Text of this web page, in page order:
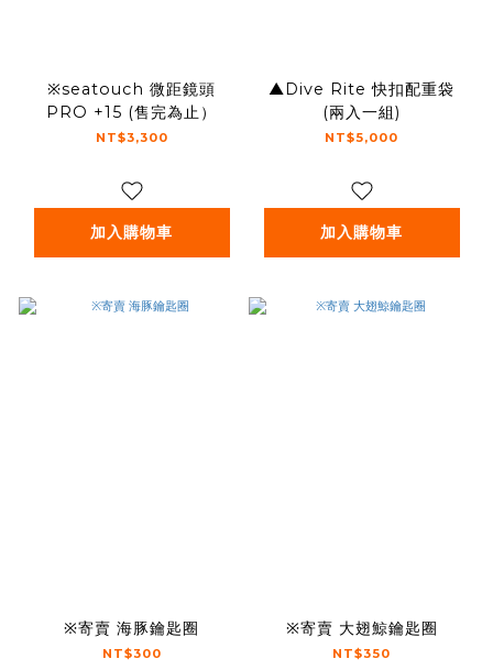
※seatouch 微距鏡頭
PRO +15 (售完為止）
NT$3,300
加入購物車
▲Dive Rite 快扣配重袋
(兩入一組)
NT$5,000
加入購物車
※寄賣 海豚鑰匙圈
NT$300
※寄賣 大翅鯨鑰匙圈
NT$350